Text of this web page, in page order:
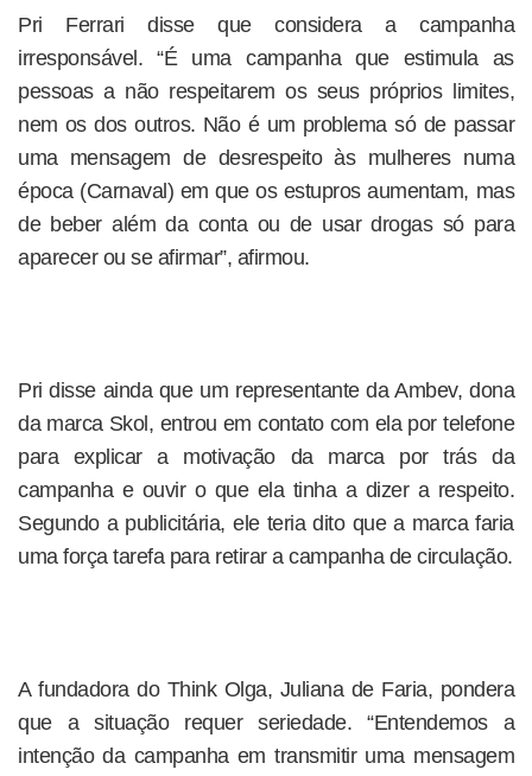
Pri Ferrari disse que considera a campanha
irresponsável. “É uma campanha que estimula as
pessoas a não respeitarem os seus próprios limites,
nem os dos outros. Não é um problema só de passar
uma mensagem de desrespeito às mulheres numa
época (Carnaval) em que os estupros aumentam, mas
de beber além da conta ou de usar drogas só para
aparecer ou se afirmar”, afirmou.
Pri disse ainda que um representante da Ambev, dona
da marca Skol, entrou em contato com ela por telefone
para explicar a motivação da marca por trás da
campanha e ouvir o que ela tinha a dizer a respeito.
Segundo a publicitária, ele teria dito que a marca faria
uma força tarefa para retirar a campanha de circulação.
A fundadora do Think Olga, Juliana de Faria, pondera
que a situação requer seriedade. “Entendemos a
intenção da campanha em transmitir uma mensagem